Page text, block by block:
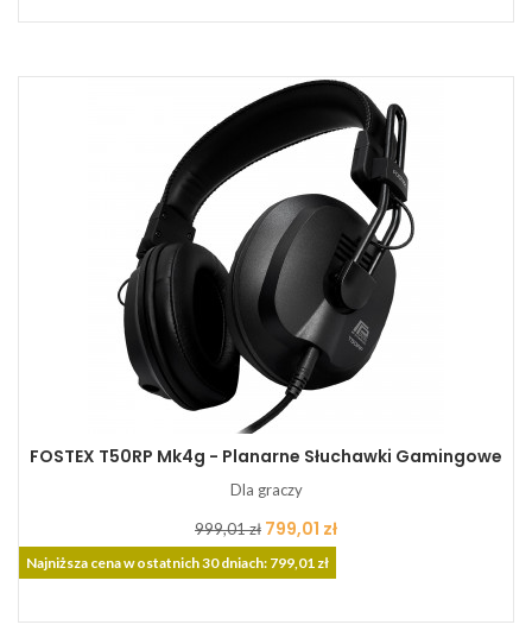
FOSTEX T50RP Mk4g - Planarne Słuchawki Gamingowe
Dla graczy
Cena
podstawowa
999,01 zł Cena
799,01 zł
Najniższa cena w ostatnich 30 dniach: 799,01 zł